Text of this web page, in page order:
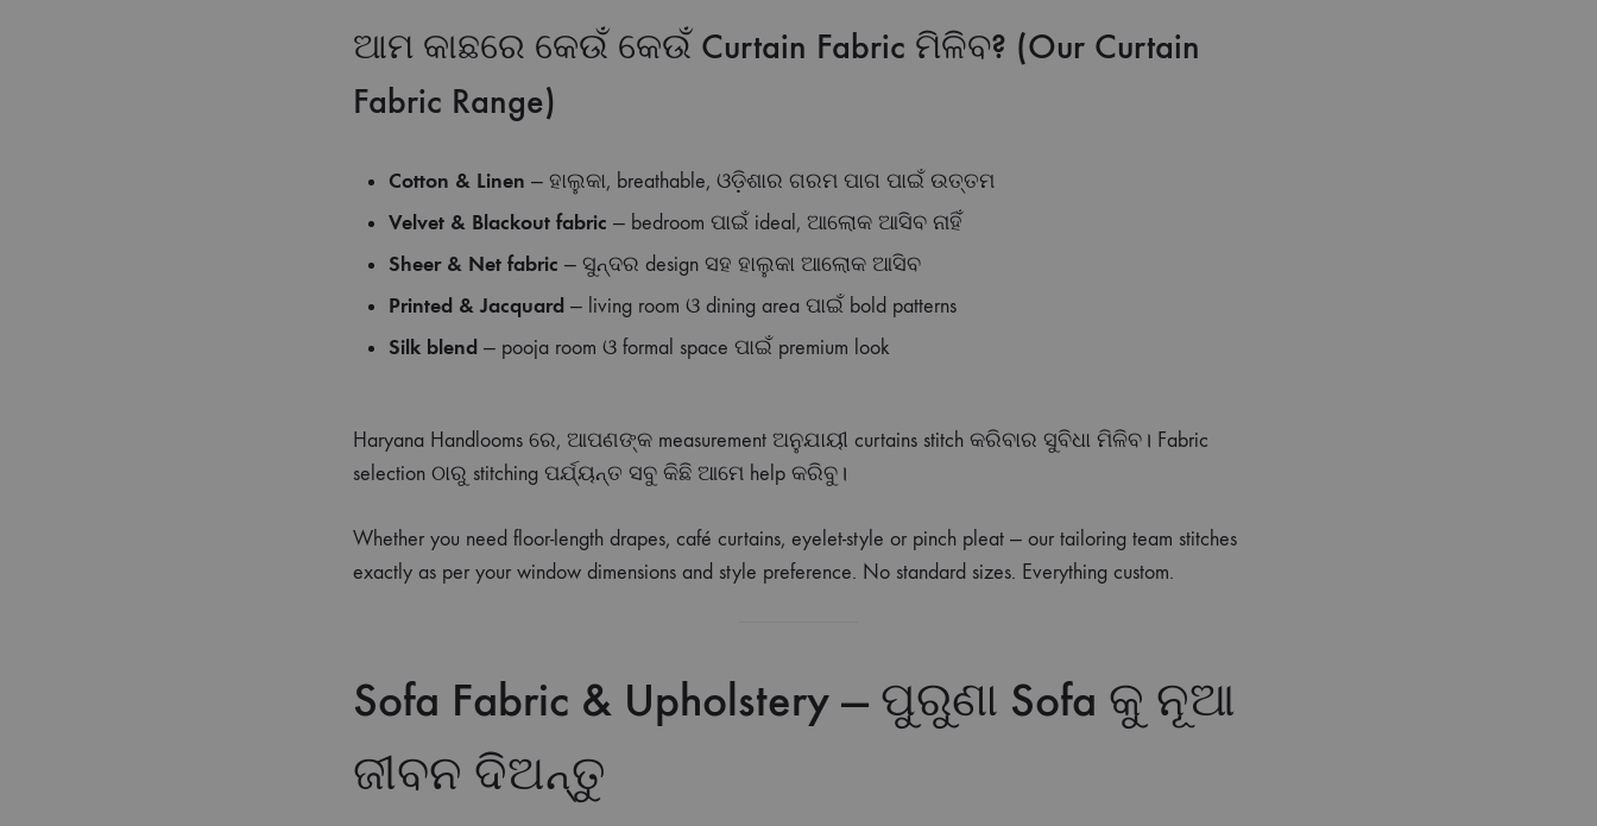
ଆମ କାଛରେ କେଉଁ କେଉଁ Curtain Fabric ମିଳିବ? (Our Curtain
Fabric Range)
Cotton & Linen — ହାଲୁକା, breathable, ଓଡ଼ିଶାର ଗରମ ପାଗ ପାଇଁ ଉତ୍ତମ
Velvet & Blackout fabric — bedroom ପାଇଁ ideal, ଆଲୋକ ଆସିବ ନାହିଁ
Sheer & Net fabric — ସୁନ୍ଦର design ସହ ହାଲୁକା ଆଲୋକ ଆସିବ
Printed & Jacquard — living room ଓ dining area ପାଇଁ bold patterns
Silk blend — pooja room ଓ formal space ପାଇଁ premium look
Haryana Handlooms ରେ, ଆପଣଙ୍କ measurement ଅନୁଯାୟୀ curtains stitch କରିବାର ସୁବିଧା ମିଳିବ। Fabric
selection ଠାରୁ stitching ପର୍ଯ୍ୟନ୍ତ ସବୁ କିଛି ଆମେ help କରିବୁ।
Whether you need floor-length drapes, café curtains, eyelet-style or pinch pleat — our tailoring team stitches
exactly as per your window dimensions and style preference. No standard sizes. Everything custom.
Sofa Fabric & Upholstery — ପୁରୁଣା Sofa କୁ ନୂଆ
ଜୀବନ ଦିଅନ୍ତୁ